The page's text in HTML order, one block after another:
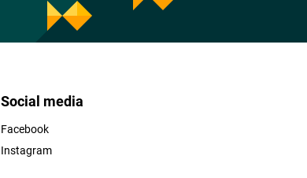
Social media
Facebook
Instagram